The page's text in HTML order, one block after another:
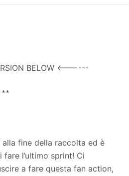
BELOW <------
**
fine della raccolta ed è
l’ultimo sprint! Ci
a fare questa fan action,